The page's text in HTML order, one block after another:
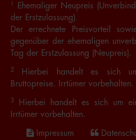
1
Ehemaliger Neupreis
der Erstzulassung).
Der errechnete Preisvorteil
gegenüber der ehemaligen
Tag der Erstzulassung (Neupreis).
2
Hierbei handelt es sich
Bruttopreise. Irrtümer vorbehalten.
3
Hierbei handelt es sich um
Irrtümer vorbehalten.
Impressum